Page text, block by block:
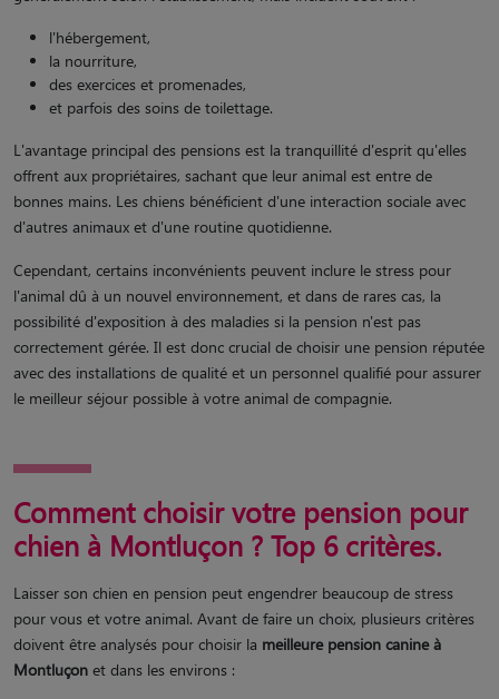
l'hébergement,
la nourriture,
des exercices et promenades,
et parfois des soins de toilettage.
L'avantage principal des pensions est la tranquillité d'esprit qu'elles
offrent aux propriétaires, sachant que leur animal est entre de
bonnes mains. Les chiens bénéficient d'une interaction sociale avec
d'autres animaux et d'une routine quotidienne.
Cependant, certains inconvénients peuvent inclure le stress pour
l'animal dû à un nouvel environnement, et dans de rares cas, la
possibilité d'exposition à des maladies si la pension n'est pas
correctement gérée. Il est donc crucial de choisir une pension réputée
avec des installations de qualité et un personnel qualifié pour assurer
le meilleur séjour possible à votre animal de compagnie.
Comment choisir votre pension pour
chien à Montluçon ? Top 6 critères.
Laisser son chien en pension peut engendrer beaucoup de stress
pour vous et votre animal. Avant de faire un choix, plusieurs critères
doivent être analysés pour choisir la meilleure pension canine à
Montluçon et dans les environs :